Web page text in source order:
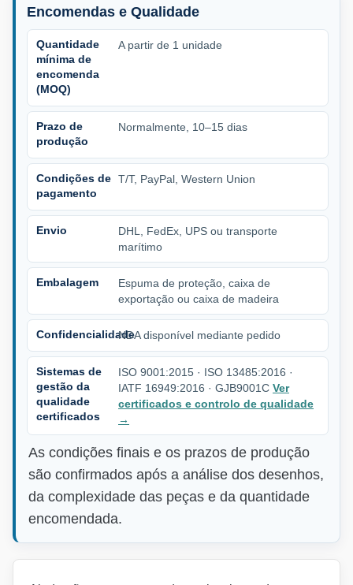
Encomendas e Qualidade
Quantidade
mínima de
encomenda
(MOQ)
A partir de 1 unidade
Prazo de
produção
Normalmente, 10–15 dias
Condições de
pagamento
T/T, PayPal, Western Union
Envio
DHL, FedEx, UPS ou transporte
marítimo
Embalagem
Espuma de proteção, caixa de
exportação ou caixa de madeira
ConfidencialidadeNDA disponível mediante pedido
Sistemas de
gestão da
qualidade
certificados
ISO 9001:2015 · ISO 13485:2016 ·
IATF 16949:2016 · GJB9001C Ver
certificados e controlo de qualidade
→
As condições finais e os prazos de produção
são confirmados após a análise dos desenhos,
da complexidade das peças e da quantidade
encomendada.